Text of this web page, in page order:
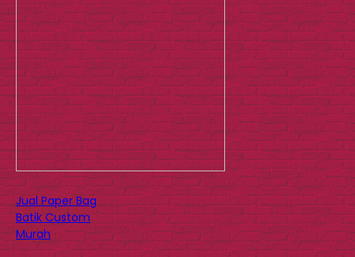
Jual Paper Bag
Batik Custom
Murah